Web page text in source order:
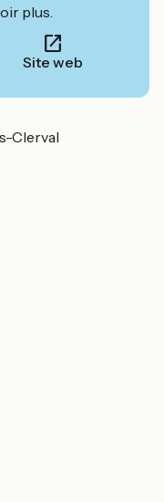
plus.
Site web
Clerval